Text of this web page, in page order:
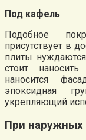
Под кафель
Подобное
присутствует в
плиты
стоит
наносится
эпоксидная
укрепляющий
При наружных